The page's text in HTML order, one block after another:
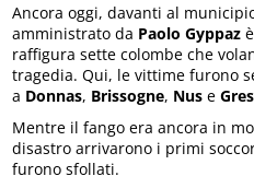
Ancora oggi, davanti al
amministrato da Paolo Gyppaz
raffigura sette colombe che
tragedia. Qui, le vittime furono
a Donnas, Brissogne, Nus e
Mentre il fango era ancora in
disastro arrivarono i primi
furono sfollati.